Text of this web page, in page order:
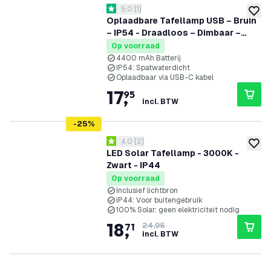
Oplaadbare Tafellamp USB – Bruin
– IP54 - Draadloos – Dimbaar –
CCT – 4400 mAh Batterij - Nyra
reviews drawer openen
5 score sterren
5.0 [1]
Op voorraad
4400 mAh Batterij
IP54: Spatwaterdicht
Oplaadbaar via USB-C kabel
17,
95
incl. BTW
-25%
LED Solar Tafellamp - 3000K -
Zwart - IP44
reviews drawer openen
4 score sterren
4.0 [2]
Op voorraad
Inclusief lichtbron
IP44: Voor buitengebruik
100% Solar: geen elektriciteit nodig
18,
71
24,95
incl. BTW